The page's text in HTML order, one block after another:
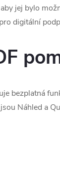
jej bylo
digitální
bezplatná
Náhled a